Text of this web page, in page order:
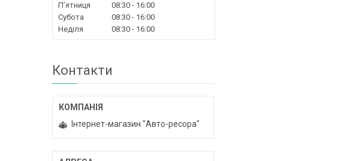
Пʼятниця
08:30
16:00
Субота
08:30
16:00
Неділя
08:30 16:00
Контакти
Інтернет-магазин "Авто-ресора"